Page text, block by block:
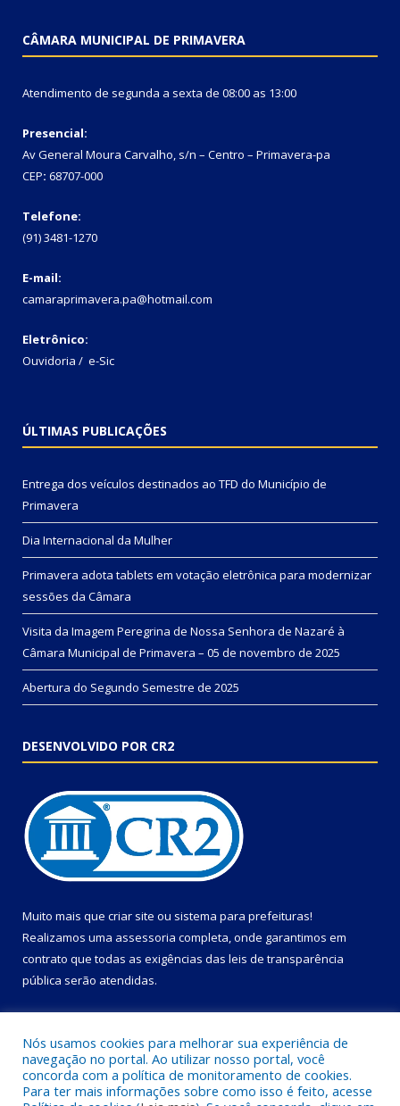
CÂMARA MUNICIPAL DE PRIMAVERA
Atendimento de segunda a sexta de 08:00 as 13:00
Presencial:
Av General Moura Carvalho, s/n – Centro – Primavera-pa
CEP: 68707-000
Telefone:
(91) 3481-1270
E-mail:
camaraprimavera.pa@hotmail.com
Eletrônico:
Ouvidoria / e-Sic
ÚLTIMAS PUBLICAÇÕES
Entrega dos veículos destinados ao TFD do Município de
Primavera
Dia Internacional da Mulher
Primavera adota tablets em votação eletrônica para modernizar
sessões da Câmara
Visita da Imagem Peregrina de Nossa Senhora de Nazaré à
Câmara Municipal de Primavera – 05 de novembro de 2025
Abertura do Segundo Semestre de 2025
DESENVOLVIDO POR CR2
Muito mais que criar site ou sistema para prefeituras!
Realizamos uma assessoria completa, onde garantimos em
contrato que todas as exigências das leis de transparência
pública serão atendidas.
Nós usamos cookies para melhorar sua experiência de
navegação no portal. Ao utilizar nosso portal, você
concorda com a política de monitoramento de cookies.
Para ter mais informações sobre como isso é feito, acesse